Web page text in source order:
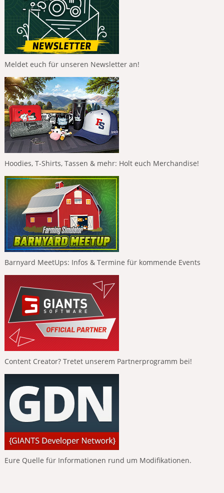
Meldet euch für unseren Newsletter an!
Hoodies, T-Shirts, Tassen & mehr: Holt euch Merchandise!
Barnyard MeetUps: Infos & Termine für kommende Events
Content Creator? Tretet unserem Partnerprogramm bei!
Eure Quelle für Informationen rund um Modifikationen.